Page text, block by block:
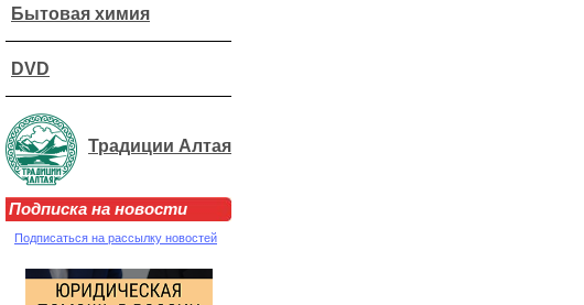
Бытовая химия
DVD
Традиции Алтая
Подписка на новости
Подписаться на рассылку новостей